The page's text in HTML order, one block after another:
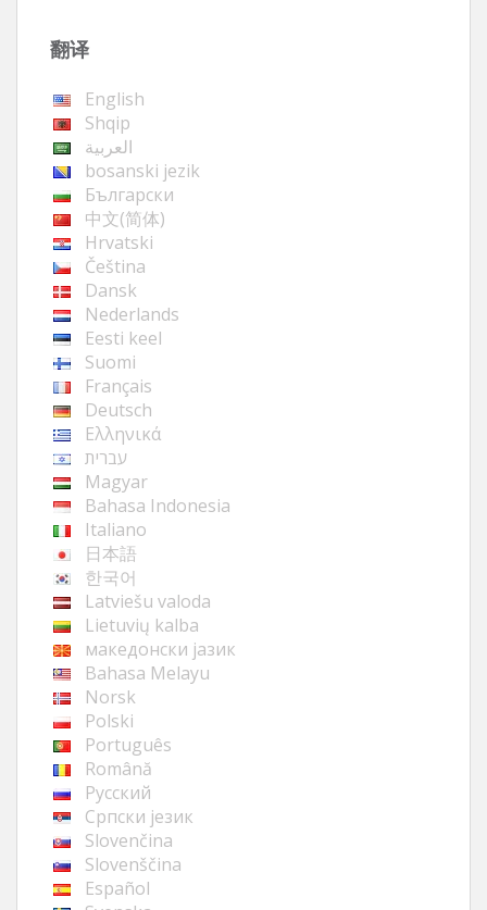
翻译
English
Shqip
العربية
bosanski jezik
Български
中文(简体)
Hrvatski
Čeština
Dansk
Nederlands
Eesti keel
Suomi
Français
Deutsch
Ελληνικά
עברית
Magyar
Bahasa Indonesia
Italiano
日本語
한국어
Latviešu valoda
Lietuvių kalba
македонски јазик
Bahasa Melayu
Norsk
Polski
Português
Română
Русский
Cрпски језик
Slovenčina
Slovenščina
Español